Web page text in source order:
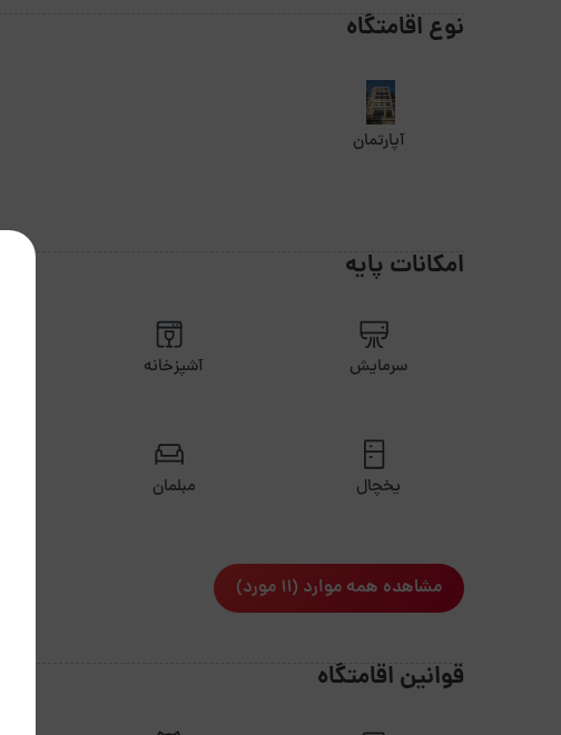
نوع اقامتگاه
آپارتمان
امکانات پایه
سرمایش آشپزخانه
یخچال مبلمان
مشاهده همه موارد (11 مورد)
قوانین اقامتگاه